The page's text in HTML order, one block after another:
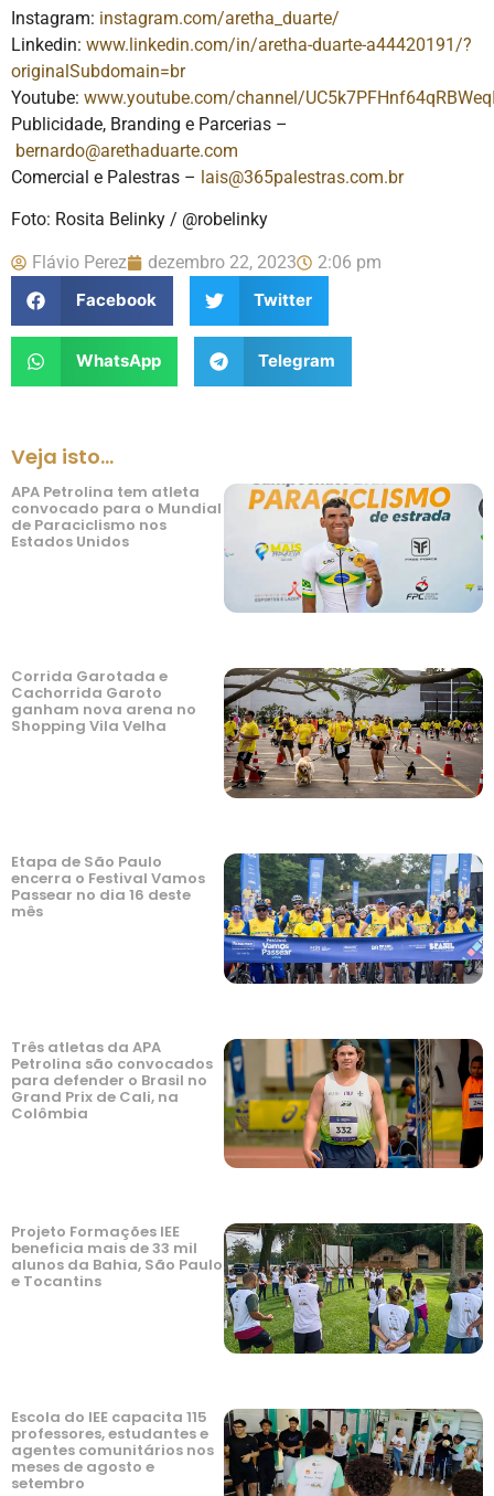
Instagram: instagram.com/aretha_duarte/
Linkedin: www.linkedin.com/in/aretha-duarte-a44420191/?
originalSubdomain=br
Youtube: www.youtube.com/channel/
Publicidade, Branding e Parcerias –
bernardo@arethaduarte.com
Comercial e Palestras – lais@365palestras.com.br
Foto: Rosita Belinky / @robelinky
Flávio Perez dezembro 22, 2023
2:06 pm
Facebook
Twitter
WhatsApp Telegram
Veja isto...
APA Petrolina tem atleta
convocado para o Mundial
de Paraciclismo nos
Estados Unidos
Corrida Garotada e
Cachorrida Garoto
ganham nova arena no
Shopping Vila Velha
Etapa de São Paulo
encerra o Festival Vamos
Passear no dia 16 deste
mês
Três atletas da APA
Petrolina são convocados
para defender o Brasil no
Grand Prix de Cali, na
Colômbia
Projeto Formações IEE
beneficia mais de 33 mil
alunos da Bahia, São Paulo
e Tocantins
Escola do IEE capacita 115
professores, estudantes e
agentes comunitários nos
meses de agosto e
setembro